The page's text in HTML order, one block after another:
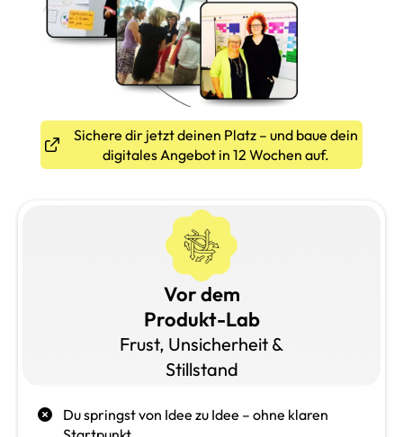
Sichere dir jetzt deinen Platz – und baue dein
digitales Angebot in 12 Wochen auf.
Vor dem
Produkt-Lab
Frust, Unsicherheit &
Stillstand
Du springst von Idee zu Idee – ohne klaren